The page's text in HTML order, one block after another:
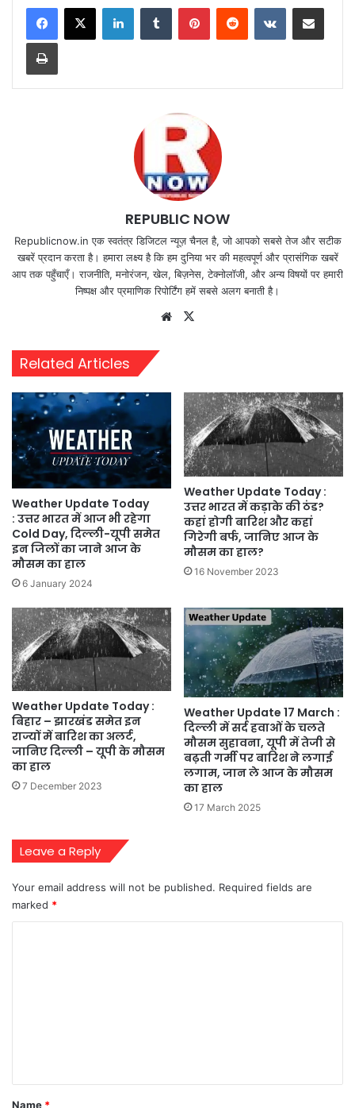
LinkedInTumblr PinterestReddit VKontakteShare via Email
Print
REPUBLIC NOW
Republicnow.in एक स्वतंत्र डिजिटल न्यूज़ चैनल है, जो आपको सबसे तेज और सटीक
खबरें प्रदान करता है। हमारा लक्ष्य है कि हम दुनिया भर की महत्वपूर्ण और प्रासंगिक खबरें
आप तक पहुँचाएँ। राजनीति, मनोरंजन, खेल, बिज़नेस, टेक्नोलॉजी, और अन्य विषयों पर हमारी
निष्पक्ष और प्रमाणिक रिपोर्टिंग हमें सबसे अलग बनाती है।
Website
Related Articles
Weather Update Today
: उत्तर भारत में आज भी रहेगा
Cold Day, दिल्ली-यूपी समेत
इन जिलों का जाने आज के
मौसम का हाल
6 January 2024
Weather Update Today :
उत्तर भारत में कड़ाके की ठंड?
कहां होगी बारिश और कहां
गिरेगी बर्फ, जानिए आज के
मौसम का हाल?
16 November 2023
Weather Update Today :
बिहार – झारखंड समेत इन
राज्यों में बारिश का अलर्ट,
जानिए दिल्ली – यूपी के मौसम
का हाल
7 December 2023
Weather Update 17 March :
दिल्ली में सर्द हवाओं के चलते
मौसम सुहावना, यूपी में तेजी से
बढ़ती गर्मी पर बारिश ने लगाई
लगाम, जान ले आज के मौसम
का हाल
17 March 2025
Leave a Reply
Your email address will not be published. Required fields are
marked *
*
Name *